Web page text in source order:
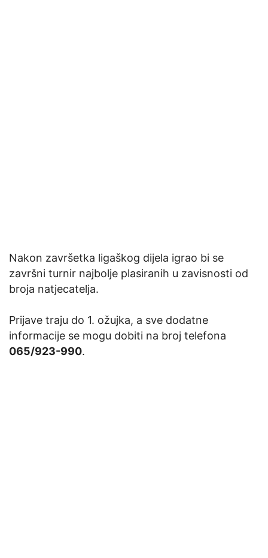
Nakon završetka ligaškog dijela igrao bi se
završni turnir najbolje plasiranih u zavisnosti od
broja natjecatelja.
Prijave traju do 1. ožujka, a sve dodatne
informacije se mogu dobiti na broj telefona
065/923-990.